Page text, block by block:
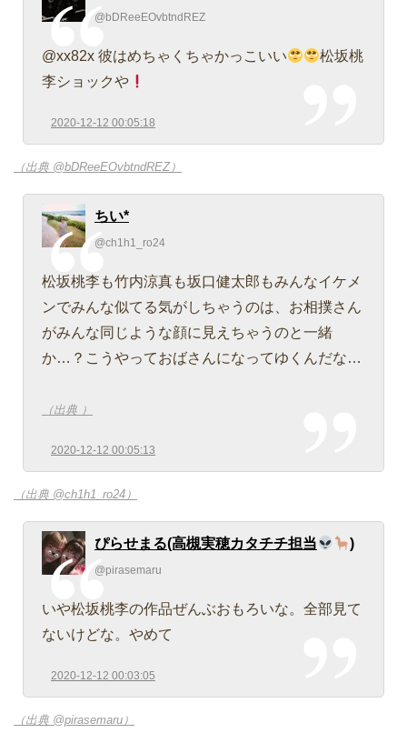
@bDReeEOvbtndREZ
@xx82x 彼はめちゃくちゃかっこいい
松坂桃
李ショックや
2020-12-12 00:05:18
（出典 @bDReeEOvbtndREZ）
ちい*
@ch1h1_ro24
松坂桃李も竹内涼真も坂口健太郎もみんなイケメ
ンでみんな似てる気がしちゃうのは、お相撲さん
がみんな同じような顔に見えちゃうのと一緒
か…？こうやっておばさんになってゆくんだな…
（出典 ）
2020-12-12 00:05:13
（出典 @ch1h1_ro24）
ぴらせまる(高槻実穂カタチチ担当 )
@pirasemaru
いや松坂桃李の作品ぜんぶおもろいな。全部見て
ないけどな。やめて
2020-12-12 00:03:05
（出典 @pirasemaru）